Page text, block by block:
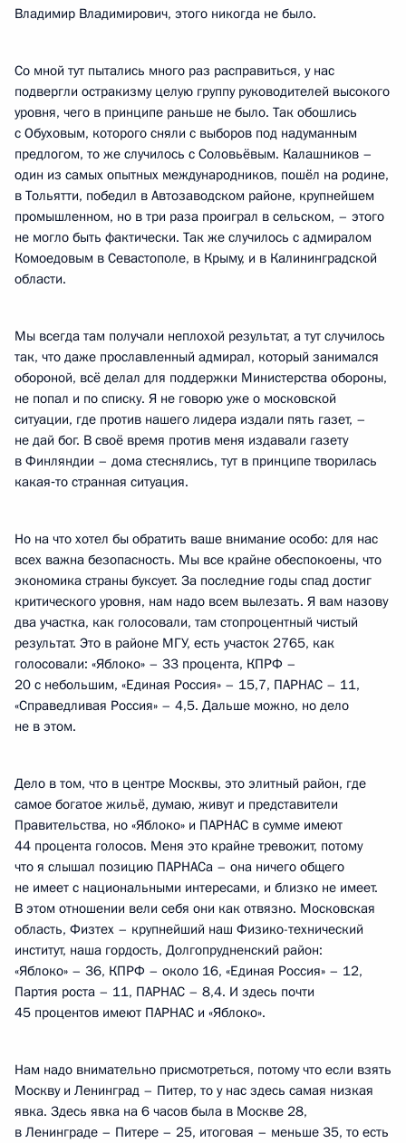
Владимир Владимирович, этого никогда не было.
Со мной тут пытались много раз расправиться, у нас
подвергли остракизму целую группу руководителей высокого
уровня, чего в принципе раньше не было. Так обошлись
с Обуховым, которого сняли с выборов под надуманным
предлогом, то же случилось с Соловьёвым. Калашников –
один из самых опытных международников, пошёл на родине,
в Тольятти, победил в Автозаводском районе, крупнейшем
промышленном, но в три раза проиграл в сельском, – этого
не могло быть фактически. Так же случилось с адмиралом
Комоедовым в Севастополе, в Крыму, и в Калининградской
области.
Мы всегда там получали неплохой результат, а тут случилось
так, что даже прославленный адмирал, который занимался
обороной, всё делал для поддержки Министерства обороны,
не попал и по списку. Я не говорю уже о московской
ситуации, где против нашего лидера издали пять газет, –
не дай бог. В своё время против меня издавали газету
в Финляндии – дома стеснялись, тут в принципе творилась
какая‑то странная ситуация.
Но на что хотел бы обратить ваше внимание особо: для нас
всех важна безопасность. Мы все крайне обеспокоены, что
экономика страны буксует. За последние годы спад достиг
критического уровня, нам надо всем вылезать. Я вам назову
два участка, как голосовали, там стопроцентный чистый
результат. Это в районе МГУ, есть участок 2765, как
голосовали: «Яблоко» – 33 процента, КПРФ –
20 с небольшим, «Единая Россия» – 15,7, ПАРНАС – 11,
«Справедливая Россия» – 4,5. Дальше можно, но дело
не в этом.
Дело в том, что в центре Москвы, это элитный район, где
самое богатое жильё, думаю, живут и представители
Правительства, но «Яблоко» и ПАРНАС в сумме имеют
44 процента голосов. Меня это крайне тревожит, потому
что я слышал позицию ПАРНАСа – она ничего общего
не имеет с национальными интересами, и близко не имеет.
В этом отношении вели себя они как отвязно. Московская
область, Физтех – крупнейший наш Физико-технический
институт, наша гордость, Долгопрудненский район:
«Яблоко» – 36, КПРФ – около 16, «Единая Россия» – 12,
Партия роста – 11, ПАРНАС – 8,4. И здесь почти
45 процентов имеют ПАРНАС и «Яблоко».
Нам надо внимательно присмотреться, потому что если взять
Москву и Ленинград – Питер, то у нас здесь самая низкая
явка. Здесь явка на 6 часов была в Москве 28,
в Ленинграде – Питере – 25, итоговая – меньше 35, то есть